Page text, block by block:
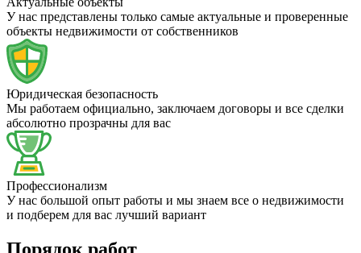
У нас представлены только самые актуальные и проверенные
объекты недвижимости от собственников
Юридическая безопасность
Мы работаем официально, заключаем договоры и все сделки
абсолютно прозрачны для вас
Профессионализм
У нас большой опыт работы и мы знаем все о недвижимости
и подберем для вас лучший вариант